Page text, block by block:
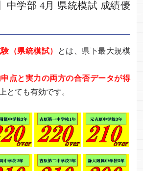
中学部 4月 県統模試 成績優
（県統模試）
とは、県下最大規模
申点と実力の両方の合否データが得
とても有効です。